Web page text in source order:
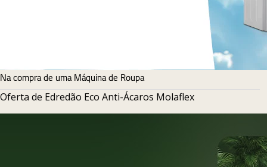
Na compra de uma Máquina de Roupa
Oferta de Edredão Eco Anti-Ácaros Molaflex